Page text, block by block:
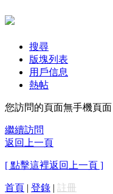
搜尋
版塊列表
用戶信息
熱帖
您訪問的頁面無手機頁
繼續訪問
返回上一頁
[ 點擊這裡返回上一頁 ]
首頁 | 登錄 | 註冊